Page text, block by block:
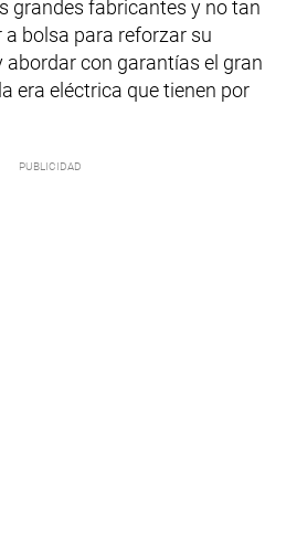
grandes fabricantes y no tan
bolsa para reforzar su
con garantías el gran
era eléctrica que tienen por